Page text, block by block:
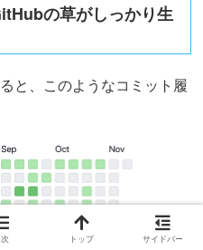
の草がしっかり生
と、このようなコミット履
トップ サイドバー